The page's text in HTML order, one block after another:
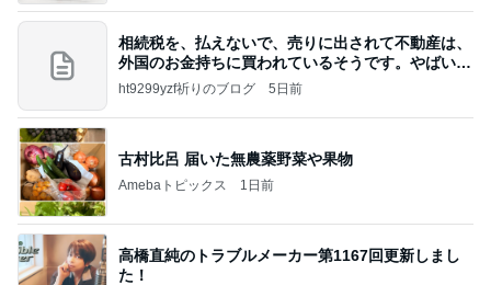
相続税を、払えないで、売りに出されて不動産は、
外国のお金持ちに買われているそうです。やばいで
すよ
ht9299yzf祈りのブログ 5日前
古村比呂 届いた無農薬野菜や果物
Amebaトピックス 1日前
高橋直純のトラブルメーカー第1167回更新しまし
た！